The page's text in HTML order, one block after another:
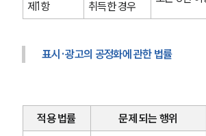
제1항
취득한 경우
표시·광고의 공정화에 관한 법률
적용 법률 문제 되는 행위